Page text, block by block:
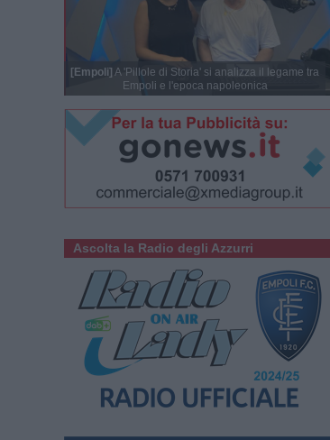
[Empoli] A 'Pillole di Storia' si analizza il legame tra
Empoli e l'epoca napoleonica
Ascolta la Radio degli Azzurri